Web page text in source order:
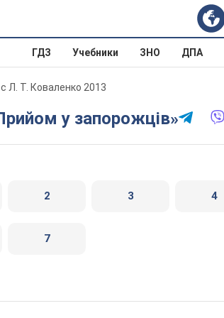
ГДЗ Учебники ЗНО ДПА
Л. Т. Коваленко 2013
у запорожців»
2 3 4
7